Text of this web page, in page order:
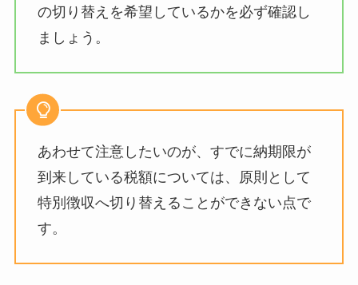
の切り替えを希望しているかを必ず確認し
ましょう。
あわせて注意したいのが、すでに納期限が
到来している税額については、原則として
特別徴収へ切り替えることができない点で
す。